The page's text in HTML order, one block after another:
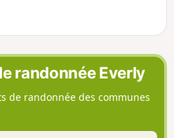
environ 7km. Deux églises et
le tableau.
randonnée Everly
de randonnée des communes